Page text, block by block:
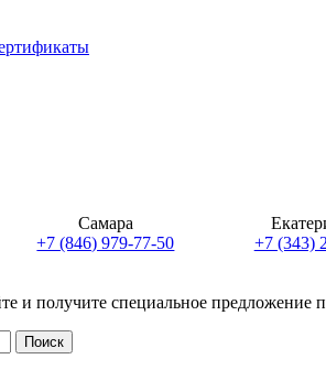
Самара
+7 (846) 979-77-50
+7 (343)
и получите специальное предложение
Поиск